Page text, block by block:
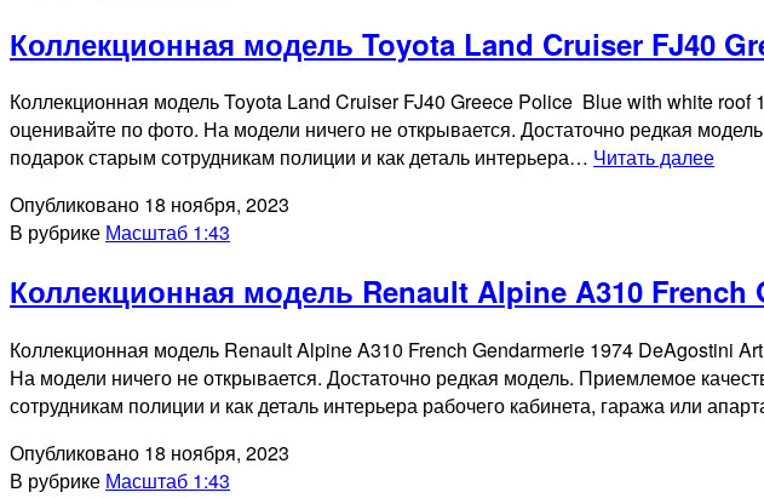
Коллекционная модель Toyota Land Cruiser FJ40
Коллекционная модель Toyota Land Cruiser FJ40 Greece Police Blue with white
оценивайте по фото. На модели ничего не открывается. Достаточно редкая
подарок старым сотрудникам полиции и как деталь интерьера… Читать далее
FJ40
Blue
with
Опубликовано 18 ноября, 2023
В рубрике Масштаб 1:43
Коллекционная модель Renault Alpine A310 French
Коллекционная модель Renault Alpine A310 French Gendarmerie 1974 DeAgostini
На модели ничего не открывается. Достаточно редкая модель. Приемлемое
сотрудникам полиции и как деталь интерьера рабочего кабинета, гаража или
Опубликовано 18 ноября, 2023
В рубрике Масштаб 1:43